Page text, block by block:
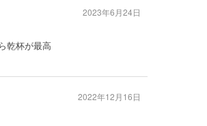
乾杯が最高
2023年6月24日
2022年12月16日